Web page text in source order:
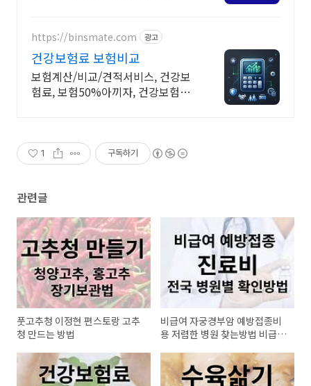
https://binsmate.com 광고
건강보험료 보험비교
보험계산/비교/견적서비스, 건강보
험료, 보험50%아끼자, 건강보험료
1 구독하기
관련글
풋고추청 이정현 편스토랑 고추
청 만드는 방법
비급여 자궁경부암 예방접종비
용 저렴한 병원 찾는방법 비급여